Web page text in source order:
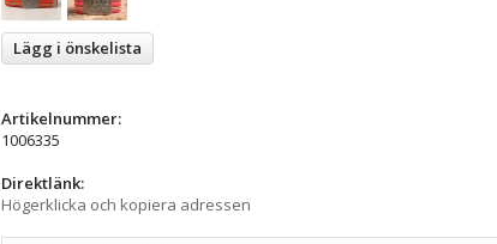
Lägg i önskelista
Artikelnummer:
1006335
Direktlänk:
Högerklicka och kopiera adressen